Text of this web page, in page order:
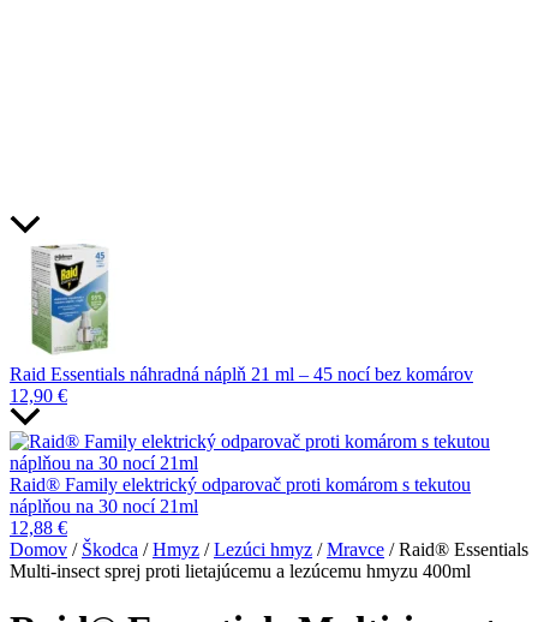
Raid Essentials náhradná náplň 21 ml – 45 nocí bez komárov
12,90 €
Raid® Family elektrický odparovač proti komárom s tekutou
náplňou na 30 nocí 21ml
12,88 €
Domov / Škodca /Hmyz /Lezúci hmyz /Mravce / Raid® Essentials
Multi-insect sprej proti lietajúcemu a lezúcemu hmyzu 400ml